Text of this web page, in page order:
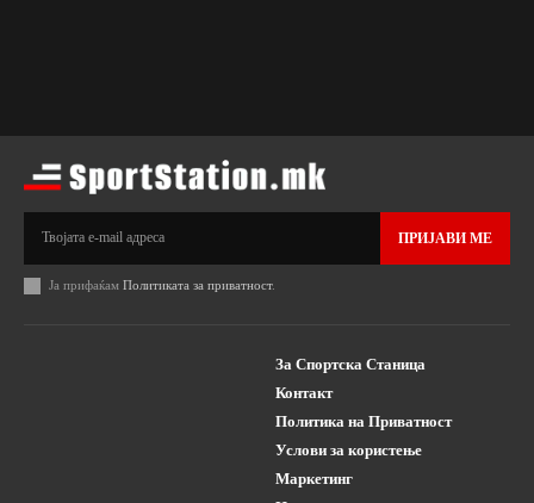
ПРИЈАВИ МЕ
Ја прифаќам Политиката за приватност.
За Спортска Станица
Контакт
Политика на Приватност
Услови за користење
Маркетинг